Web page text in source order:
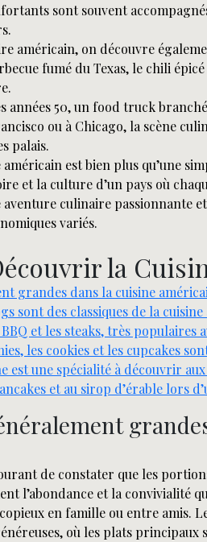
sont souvent
américain, on découvre
fumé du Texas, le chili
années 50, un food truck
ou à Chicago, la scène
palais.
est bien plus qu’une
et la culture d’un pays où
culinaire passionnante
variés.
la
grandes dans la cuisine
sont des classiques de la cuisine
BBQ et les steaks, très populaires
les cookies et les cupcakes
est une spécialité à découvrir
et au sirop d’érable lors
de constater que les
l’abondance et la convivialité
en famille ou entre amis.
où les plats principaux